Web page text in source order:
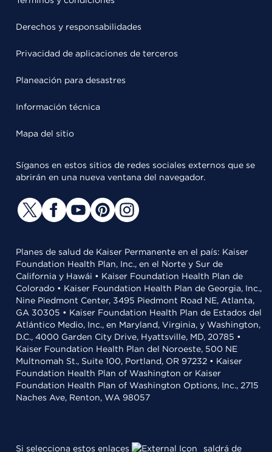
Derechos y responsabilidades
Privacidad de aplicaciones de terceros
Planeación para desastres
Información técnica
Mapa del sitio
Síganos en estos sitios de redes sociales externos que se
abrirán en una nueva ventana del navegador.
Planes de salud de Kaiser Permanente en el país: Kaiser
Foundation Health Plan, Inc., en el Norte y Sur de
California y Hawái • Kaiser Foundation Health Plan de
Colorado • Kaiser Foundation Health Plan de Georgia, Inc.,
Nine Piedmont Center, 3495 Piedmont Road NE, Atlanta,
GA 30305 • Kaiser Foundation Health Plan de Estados del
Atlántico Medio, Inc., en Maryland, Virginia, y Washington,
D.C., 4000 Garden City Drive, Hyattsville, MD, 20785 •
Kaiser Foundation Health Plan del Noroeste, 500 NE
Multnomah St., Suite 100, Portland, OR 97232 • Kaiser
Foundation Health Plan of Washington or Kaiser
Foundation Health Plan of Washington Options, Inc., 2715
Naches Ave, Renton, WA 98057
Si selecciona estos enlaces saldrá de